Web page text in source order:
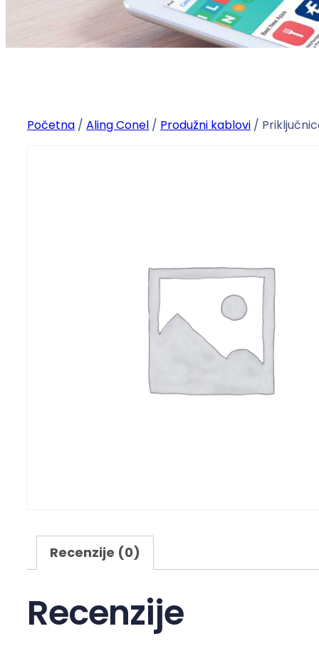
Početna / Aling Conel / Produžni kablovi /
Recenzije (0)
Recenzije